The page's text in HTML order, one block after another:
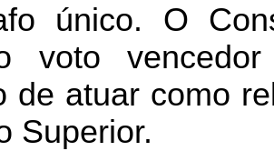
único. O
voto
de atuar como
Superior.